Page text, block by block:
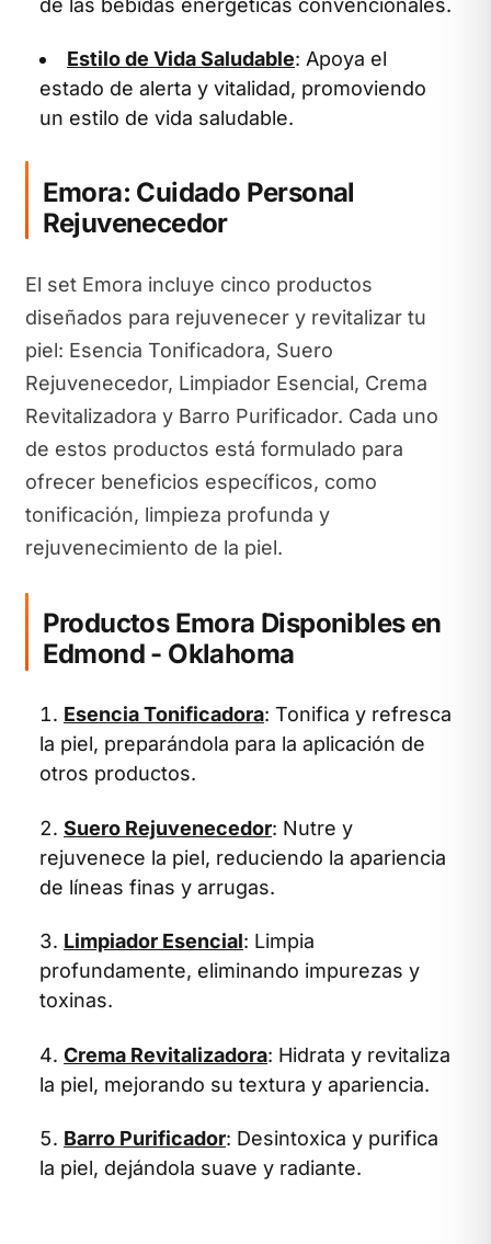
Estilo de Vida Saludable: Apoya el
estado de alerta y vitalidad, promoviendo
un estilo de vida saludable.
Emora: Cuidado Personal
Rejuvenecedor
El set Emora incluye cinco productos
diseñados para rejuvenecer y revitalizar tu
piel: Esencia Tonificadora, Suero
Rejuvenecedor, Limpiador Esencial, Crema
Revitalizadora y Barro Purificador. Cada uno
de estos productos está formulado para
ofrecer beneficios específicos, como
tonificación, limpieza profunda y
rejuvenecimiento de la piel.
Productos Emora Disponibles en
Edmond - Oklahoma
Esencia Tonificadora: Tonifica y refresca
la piel, preparándola para la aplicación de
otros productos.
Suero Rejuvenecedor: Nutre y
rejuvenece la piel, reduciendo la apariencia
de líneas finas y arrugas.
Limpiador Esencial: Limpia
profundamente, eliminando impurezas y
toxinas.
Crema Revitalizadora: Hidrata y revitaliza
la piel, mejorando su textura y apariencia.
Barro Purificador: Desintoxica y purifica
la piel, dejándola suave y radiante.